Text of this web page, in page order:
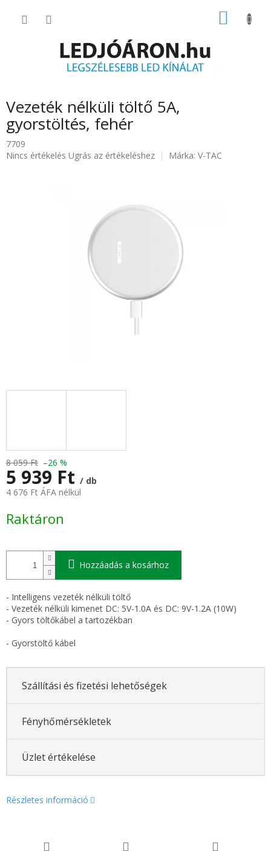
KOSÁR
Vezeték nélküli töltő 5A,
gyorstöltés, fehér
7709
A
Nincs értékelés Ugrás az értékeléshez Márka: V-TAC
8 059 Ft –26 %
5 939 Ft / db
4 676 Ft ÁFA nélkül
Raktáron
Hozzáadás a kosárhoz
- Intelligens vezeték nélküli töltő
- Vezeték nélküli kimenet DC: 5V-1.0A és DC: 9V-1.2A (10W)
- Gyors töltőkábel a tartozékban
- Gyorstöltő kábel
Szállítási és fizetési lehetőségek
Fényhőmérsékletek
Üzlet értékelése
Részletes információ